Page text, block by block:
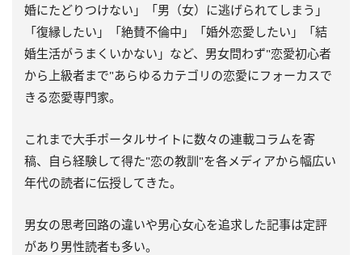
婚にたどりつけない」「男（女）に逃げられてしまう」
「復縁したい」「絶賛不倫中」「婚外恋愛したい」「結
婚生活がうまくいかない」など、男女問わず"恋愛初心者
から上級者まで"あらゆるカテゴリの恋愛にフォーカスで
きる恋愛専門家。
これまで大手ポータルサイトに数々の連載コラムを寄
稿、自ら経験して得た"恋の教訓"を各メディアから幅広い
年代の読者に伝授してきた。
男女の思考回路の違いや男心女心を追求した記事は定評
があり男性読者も多い。